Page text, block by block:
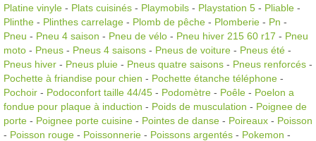
Platine vinyle - Plats cuisinés - Playmobils - Playstation 5 - Pliable -
Plinthe - Plinthes carrelage - Plomb de pêche - Plomberie - Pn -
Pneu - Pneu 4 saison - Pneu de vélo - Pneu hiver 215 60 r17 - Pneu
moto - Pneus - Pneus 4 saisons - Pneus de voiture - Pneus été -
Pneus hiver - Pneus pluie - Pneus quatre saisons - Pneus renforcés -
Pochette à friandise pour chien - Pochette étanche téléphone -
Pochoir - Podoconfort taille 44/45 - Podomètre - Poêle - Poelon a
fondue pour plaque à induction - Poids de musculation - Poignee de
porte - Poignee porte cuisine - Pointes de danse - Poireaux - Poisson
- Poisson rouge - Poissonnerie - Poissons argentés - Pokemon -